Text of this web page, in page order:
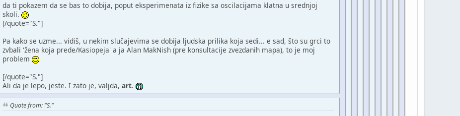
da ti pokazem da se bas to dobija, poput eksperimenata iz fizike sa oscilacijama klatna u srednjoj
skoli.
[/quote="S."]
Pa kako se uzme... vidiš, u nekim slučajevima se dobija ljudska prilika koja sedi... e sad, što su grci to
zvbali 'žena koja prede/Kasiopeja' a ja Alan MakNish (pre konsultacije zvezdanih mapa), to je moj
problem
[/quote="S."]
Ali da je lepo, jeste. I zato je, valjda, art.
Quote from: "S."